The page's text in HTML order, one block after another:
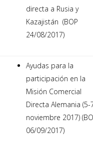
directa a Rusia y
Kazajistán (BOP
24/08/2017)
Ayudas para la
participación en la
Misión Comercial
Directa Alemania (5-
noviembre 2017)
06/09/2017)